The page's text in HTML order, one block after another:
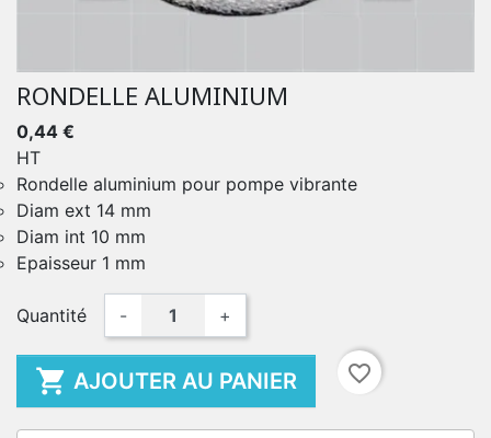
RONDELLE ALUMINIUM
0,44 €
HT
Rondelle aluminium pour pompe vibrante
Diam ext 14 mm
Diam int 10 mm
Epaisseur 1 mm
Quantité - +
 AJOUTER AU PANIER favorite_border